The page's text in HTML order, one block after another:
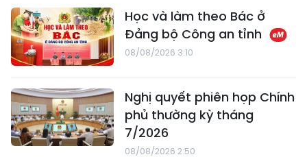
Học và làm theo Bác ở
Đảng bộ Công an tỉnh
08/08/2026 3:10
Nghị quyết phiên họp Chính
phủ thường kỳ tháng
7/2026
08/08/2026 2:50